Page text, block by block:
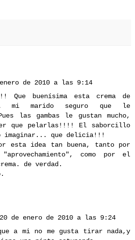
de 2010 a las 9:14
Que buenísima esta crema de
mi marido seguro que le
las gambas le gustan mucho,
que pelarlas!!!! El saborcillo
imaginar... que delicia!!!
esta idea tan buena, tanto por
como por el
de verdad.
20 de enero de 2010 a las 9:24
a mi no me gusta tirar nada,y